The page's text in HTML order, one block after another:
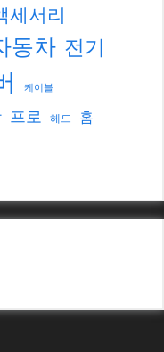
세서리
동차 전기
케이블
프로 헤드 홈